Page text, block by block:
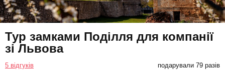
Тур замками Поділля для компанії
зі Львова
5 відгуків подарували 79 разів